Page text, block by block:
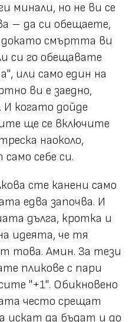
минали, но не ви се
– да си обещаете,
докато смъртта ви
си го обещавате
, или само един на
ви е заедно,
И когато дойде
ще се включите
наоколо,
себе си.
сте канени само
едва започва. И
дълга, кротка и
идеята, че тя
това. Амин. За тези
пликове с пари
"+1". Обикновено
често срещат
искат да бъдат и до